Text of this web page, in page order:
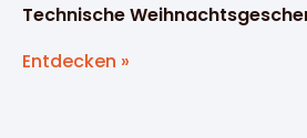
Technische
Entdecken »